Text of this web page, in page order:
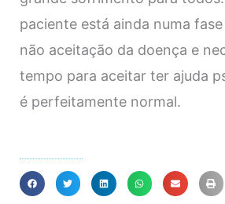
paciente está ainda numa
não aceitação da doença e
tempo para aceitar ter ajuda
é perfeitamente normal.